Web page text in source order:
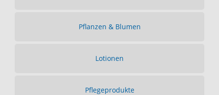
Pflanzen & Blumen
Lotionen
Pflegeprodukte